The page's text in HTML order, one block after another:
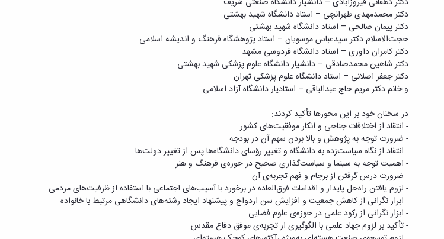
دکتر محمدمهدی طهرانچی – استاد دانشگاه شهید بهشتی
دکتر پیمان صالحی – استاد دانشگاه شهید بهشتی
حجت‌الاسلام دکتر سیدعباس موسویان – استاد پژوهشگاه فرهنگ و اندیشه اسلامی
دکتر کامران داوری – استاد دانشگاه فردوسی مشهد
دکتر شاهین محمدصادقی – دانشیار دانشگاه علوم پزشکی شهید بهشتی
دکتر جعفر اصلانی – استاد دانشگاه علوم پزشکی تهران
و خانم دکتر مریم حاج عبدالباقی – استادیار دانشگاه آزاد اسلامی
در سخنان خود بر این محورها تأکید کردند:
- انتقاد از اختلافات جناحی و انکار موفقیت‌های کشور
- ضرورت توجه به پژوهش و بالا بردن سهم آن در بودجه
- انتقاد از نگاه سیاست‌زده به دانشگاه و تغییر رؤسای دانشگاه‌ها پس از تغییر دولت‌ها
- اهمیت توجه به سینما و سیاست‌گذاری صحیح در حوزه‌ی فرهنگ و هنر
- ضرورت درس گرفتن از برجام و فهم تجربه‌ی آن
- لزوم یافتن راه‌حل پایدار و اقدامات فوق‌العاده در برخورد با آسیب‌های اجتماعی با استفاده از ظرفیت‌های مردمی
- ابراز نگرانی از کاهش جمعیت و افزایش سن ازدواج و پیشنهاد ایجاد رشته‌های دانشگاهی مرتبط با خانواده
- ابزار نگرانی از رکود علمی در حوزه‌ی علوم فضایی
- تأکید بر لزوم جهاد علمی با الگوگیری از تجربه‌ی موفق دفاع مقدس